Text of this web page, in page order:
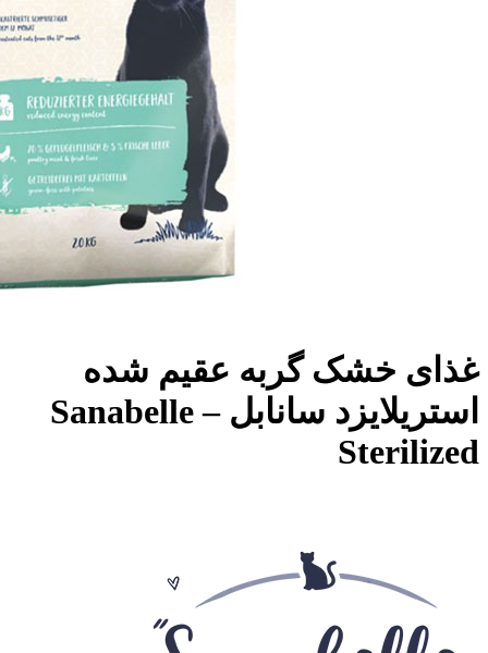
غذای خشک گربه عقیم شده
استریلایزد سانابل – Sanabelle
Sterilized